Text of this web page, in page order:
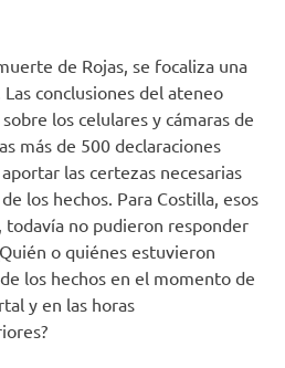
de Rojas, se focaliza una
conclusiones del ateneo
los celulares y cámaras de
más de 500 declaraciones
las certezas necesarias
los hechos. Para Costilla, esos
no pudieron responder
o quiénes estuvieron
los hechos en el momento de
y en las horas